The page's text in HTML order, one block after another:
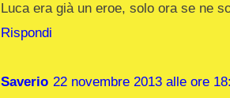
Luca era già un eroe, solo ora se ne
Rispondi
Saverio 22 novembre 2013 alle ore